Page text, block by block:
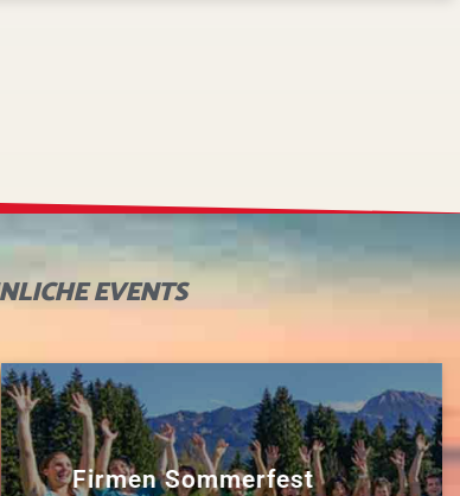
EVENTS
Firmen Sommerfest